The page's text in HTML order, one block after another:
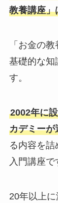
教養講座」
「お金の
基礎的な知
す。
2002年に
カデミーが
る内容を
入門講座で
20年以上